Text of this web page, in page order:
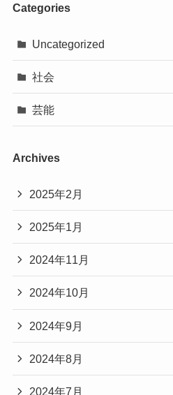
Categories
Uncategorized
社会
芸能
Archives
2025年2月
2025年1月
2024年11月
2024年10月
2024年9月
2024年8月
2024年7月